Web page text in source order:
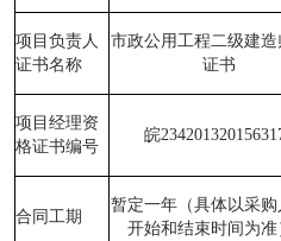
项目负责人
证书名称
市政公用工程二级建
证书
项目经理资
格证书编号
皖
合同工期
暂定一年（具体以采购
开始和结束时间为准